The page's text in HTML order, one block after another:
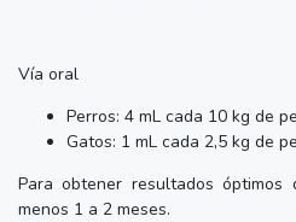
Vía oral
Perros: 4 mL cada 10 kg de
Gatos: 1 mL cada 2,5 kg de
Para obtener resultados
menos 1 a 2 meses.